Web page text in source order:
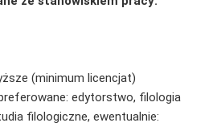
(minimum licencjat)
edytorstwo, filologia
filologiczne, ewentualnie: